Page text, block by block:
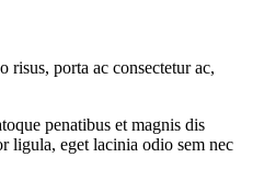
porta ac consectetur ac,
penatibus et magnis dis
ligula, eget lacinia odio sem nec